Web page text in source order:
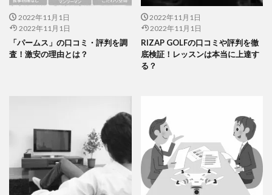
2022年11月1日
2022年11月1日
「パームス」の口コミ・評判を調
査！激安の理由とは？
2022年11月1日
2022年11月1日
RIZAP GOLFの口コミや評判を徹
底検証！レッスンは本当に上達す
る？